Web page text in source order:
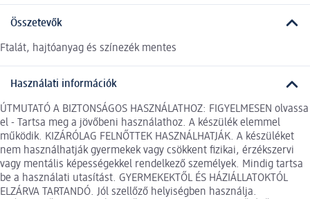
Összetevők
Ftalát, hajtóanyag és színezék mentes
Használati információk
ÚTMUTATÓ A BIZTONSÁGOS HASZNÁLATHOZ: FIGYELMESEN olvassa
el - Tartsa meg a jövőbeni használathoz. A készülék elemmel
működik. KIZÁRÓLAG FELNŐTTEK HASZNÁLHATJÁK. A készüléket
nem használhatják gyermekek vagy csökkent fizikai, érzékszervi
vagy mentális képességekkel rendelkező személyek. Mindig tartsa
be a használati utasítást. GYERMEKEKTŐL ÉS HÁZIÁLLATOKTÓL
ELZÁRVA TARTANDÓ. Jól szellőző helyiségben használja.